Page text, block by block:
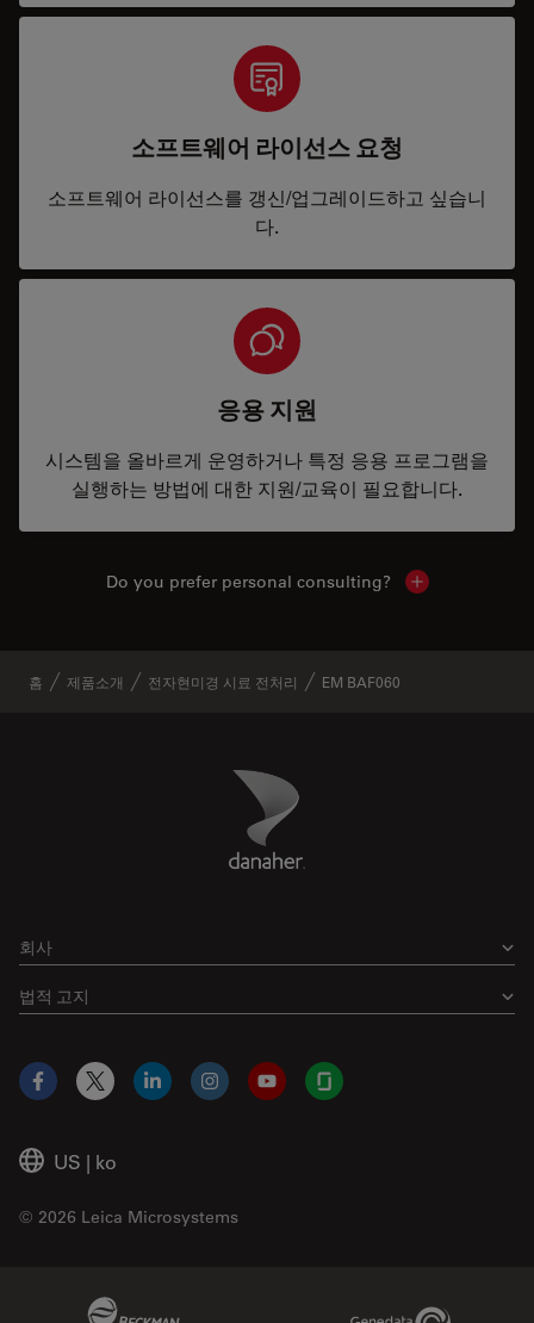
소프트웨어 라이선스 요청
소프트웨어 라이선스를 갱신/업그레이드하고 싶습니
다.
응용 지원
시스템을 올바르게 운영하거나 특정 응용 프로그램을
실행하는 방법에 대한 지원/교육이 필요합니다.
Do you prefer personal consulting? Show local
홈 제품소개 전자현미경 시료 전처리 EM BAF060
Danaher Logo
회사
법적 고지
US | ko
© 2026 Leica Microsystems
Facebook
X LinkedInInstagramYouTubeGlassdoor
Genedata Link